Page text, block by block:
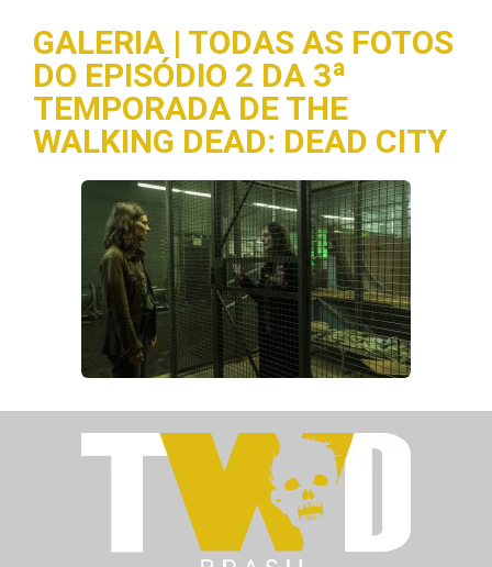
GALERIA | TODAS AS FOTOS
DO EPISÓDIO 2 DA 3ª
TEMPORADA DE THE
WALKING DEAD: DEAD CITY